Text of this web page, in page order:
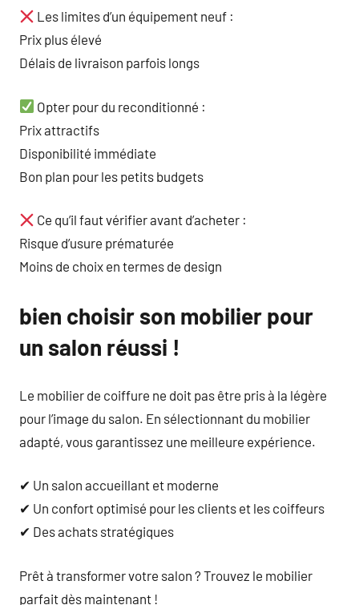
Les limites d’un équipement neuf :
Prix plus élevé
Délais de livraison parfois longs
Opter pour du reconditionné :
Prix attractifs
Disponibilité immédiate
Bon plan pour les petits budgets
Ce qu’il faut vérifier avant d’acheter :
Risque d’usure prématurée
Moins de choix en termes de design
bien choisir son mobilier pour
un salon réussi !
Le mobilier de coiffure ne doit pas être pris à la légère
pour l’image du salon. En sélectionnant du mobilier
adapté, vous garantissez une meilleure expérience.
✔ Un salon accueillant et moderne
✔ Un confort optimisé pour les clients et les coiffeurs
✔ Des achats stratégiques
Prêt à transformer votre salon ? Trouvez le mobilier
parfait dès maintenant !